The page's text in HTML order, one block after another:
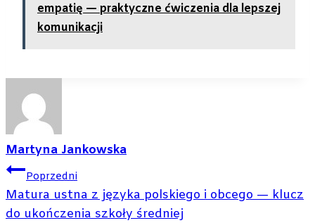
empatię — praktyczne ćwiczenia dla lepszej
komunikacji
Martyna Jankowska
Nawigacja
Wpisu
Poprzedni
Matura ustna z języka polskiego i obcego — klucz
do ukończenia szkoły średniej